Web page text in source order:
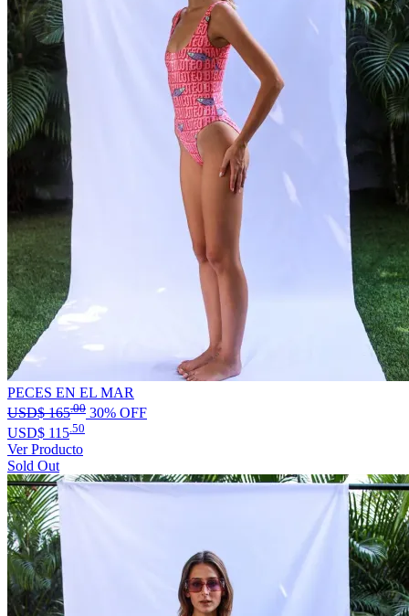
PECES EN EL MAR
USD$165.00 30% OFF
USD$ 115.50
Ver Producto
Sold Out